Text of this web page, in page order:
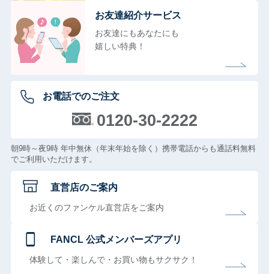
お友達紹介サービス
お友達にもあなたにも
嬉しい特典！
お電話でのご注文
0120-30-2222
朝9時～夜9時 年中無休（年末年始を除く）携帯電話からも通話料無料
でご利用いただけます。
直営店のご案内
お近くのファンケル直営店をご案内
FANCL 公式メンバーズアプリ
体験して・楽しんで・お買い物もサクサク！